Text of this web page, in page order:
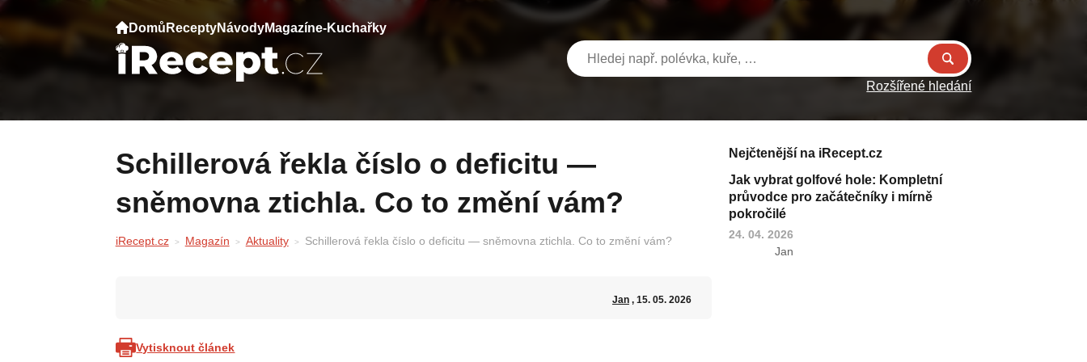
Domů ReceptyNávodyMagazíne-Kuchařky
Rozšířené hledání
Schillerová řekla číslo o deficitu —
sněmovna ztichla. Co to změní vám?
iRecept.cz Magazín Aktuality Schillerová řekla číslo o deficitu — sněmovna ztichla. Co to změní vám?
Jan, 15. 05. 2026
Vytisknout článek
Nejčtenější na iRecept.cz
Jak vybrat golfové hole: Kompletní
průvodce pro začátečníky i mírně
pokročilé
24. 04. 2026
Jan